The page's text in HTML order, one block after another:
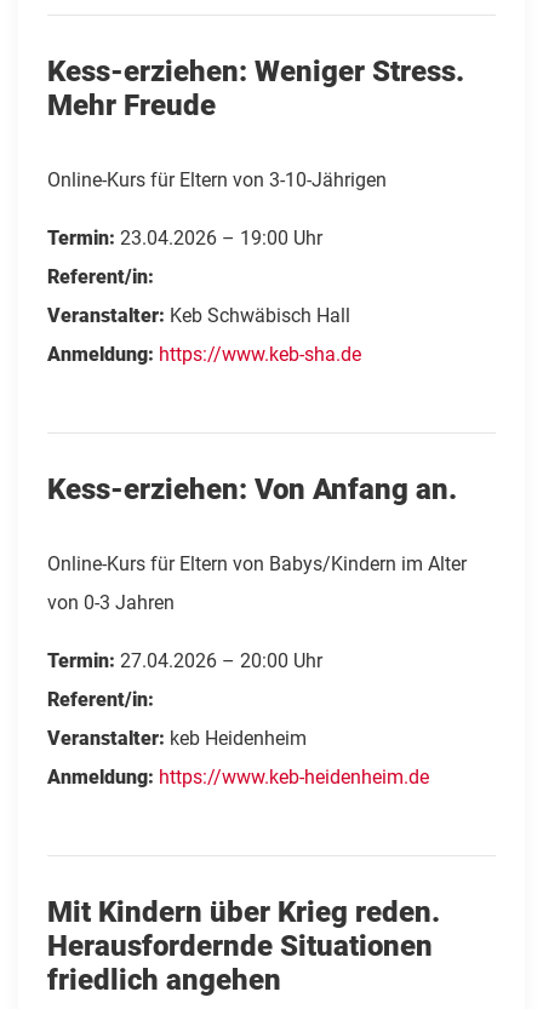
Kess-erziehen: Weniger Stress.
Mehr Freude
Online-Kurs für Eltern von 3-10-Jährigen
Termin: 23.04.2026 – 19:00 Uhr
Referent/in:
Veranstalter: Keb Schwäbisch Hall
Anmeldung: https://www.keb-sha.de
Kess-erziehen: Von Anfang an.
Online-Kurs für Eltern von Babys/Kindern im Alter
von 0-3 Jahren
Termin: 27.04.2026 – 20:00 Uhr
Referent/in:
Veranstalter: keb Heidenheim
Anmeldung: https://www.keb-heidenheim.de
Mit Kindern über Krieg reden.
Herausfordernde Situationen
friedlich angehen